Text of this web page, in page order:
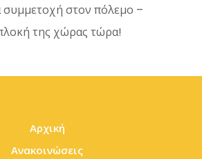
συμμετοχή στον πόλεμο –
της χώρας τώρα!
Αρχική
Ανακοινώσεις